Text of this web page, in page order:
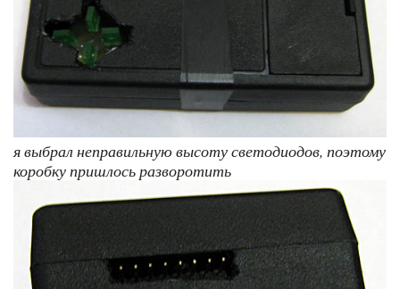
я выбрал неправильную высоту светодиодов, поэтому
коробку пришлось разворотить